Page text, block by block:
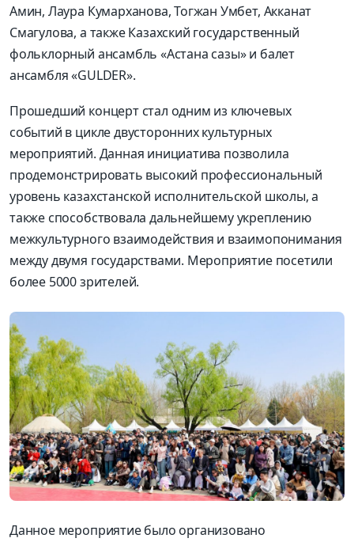
Амин, Лаура Кумарханова, Тогжан Умбет, Акканат
Смагулова, а также Казахский государственный
фольклорный ансамбль «Астана сазы» и балет
ансамбля «GULDER».
Прошедший концерт стал одним из ключевых
событий в цикле двусторонних культурных
мероприятий. Данная инициатива позволила
продемонстрировать высокий профессиональный
уровень казахстанской исполнительской школы, а
также способствовала дальнейшему укреплению
межкультурного взаимодействия и взаимопонимания
между двумя государствами. Мероприятие посетили
более 5000 зрителей.
Данное мероприятие было организовано